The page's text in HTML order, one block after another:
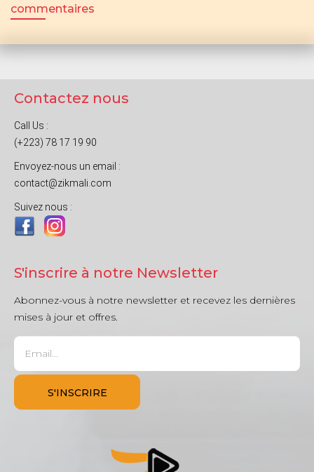
commentaires
Contactez nous
Call Us :
(+223) 78 17 19 90
Envoyez-nous un email :
contact@zikmali.com
Suivez nous :
S'inscrire à notre Newsletter
Abonnez-vous à notre newsletter et recevez les dernières
mises à jour et offres.